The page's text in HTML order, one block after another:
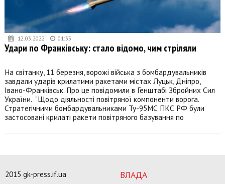
12.03.2022 01:35
Удари по Франківську: стало відомо, чим стріляли
На світанку, 11 березня, ворожі війська з бомбардувальників
завдали ударів крилатими ракетами містах Луцьк, Дніпро,
Івано-Франківськ. Про це повідомили в Генштабі Збройних Сил
України. "Щодо діяльності повітряної компоненти ворога.
Стратегічними бомбардувальниками Ту-95МС ПКС РФ були
застосовані крилаті ракети повітряного базування по
ВЛАДА
2015 gk-press.if.ua